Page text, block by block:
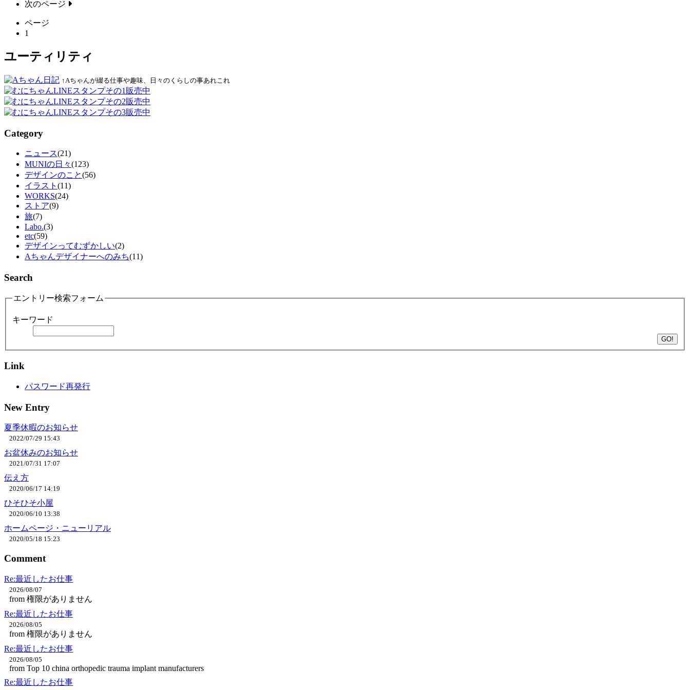
次のページ
ページ
1
ユーティリティ
↑Aちゃんが綴る仕事や趣味、日々のくらしの事あれこれ
Category
ニュース(21)
MUNIの日々(123)
デザインのこと(56)
イラスト (11)
WORKS(24)
ストア(9)
旅(7)
Labo.(3)
etc(59)
デザインってむずかしい(2)
Aちゃんデザイナーへのみち(11)
Search
エントリー検索フォーム
キーワード
Link
パスワード再発行
New Entry
夏季休暇のお知らせ
2022/07/29 15:43
お盆休みのお知らせ
2021/07/31 17:07
伝え方
2020/06/17 14:19
ひそひそ小屋
2020/06/10 13:38
ホームページ・ニューリアル
2020/05/18 15:23
Comment
Re:最近したお仕事
2026/08/07
from 権限がありません
Re:最近したお仕事
2026/08/05
from 権限がありません
Re:最近したお仕事
2026/08/05
from Top 10 china orthopedic trauma implant manufacturers
Re:最近したお仕事